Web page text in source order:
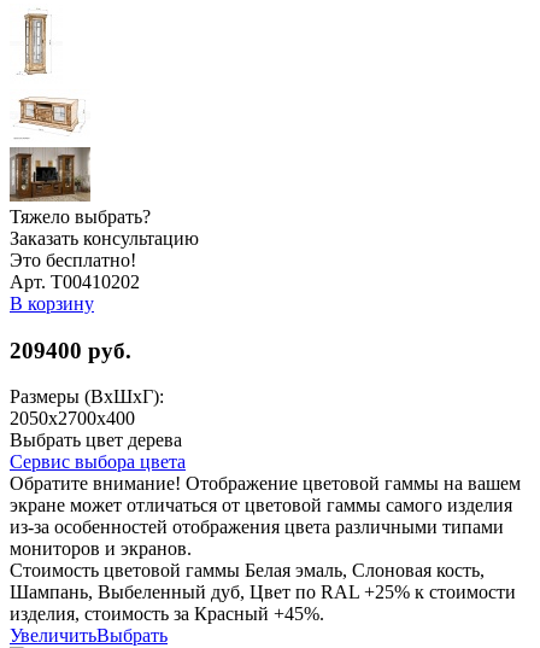
Тяжело выбрать?
Заказать консультацию
Это бесплатно!
Арт. Т00410202
В корзину
209400 руб.
Размеры (ВхШхГ):
2050x2700x400
Выбрать цвет дерева
Сервис выбора цвета
Обратите внимание! Отображение цветовой гаммы на вашем
экране может отличаться от цветовой гаммы самого изделия
из-за особенностей отображения цвета различными типами
мониторов и экранов.
Стоимость цветовой гаммы Белая эмаль, Слоновая кость,
Шампань, Выбеленный дуб, Цвет по RAL +25% к стоимости
изделия, стоимость за Красный +45%.
УвеличитьВыбрать